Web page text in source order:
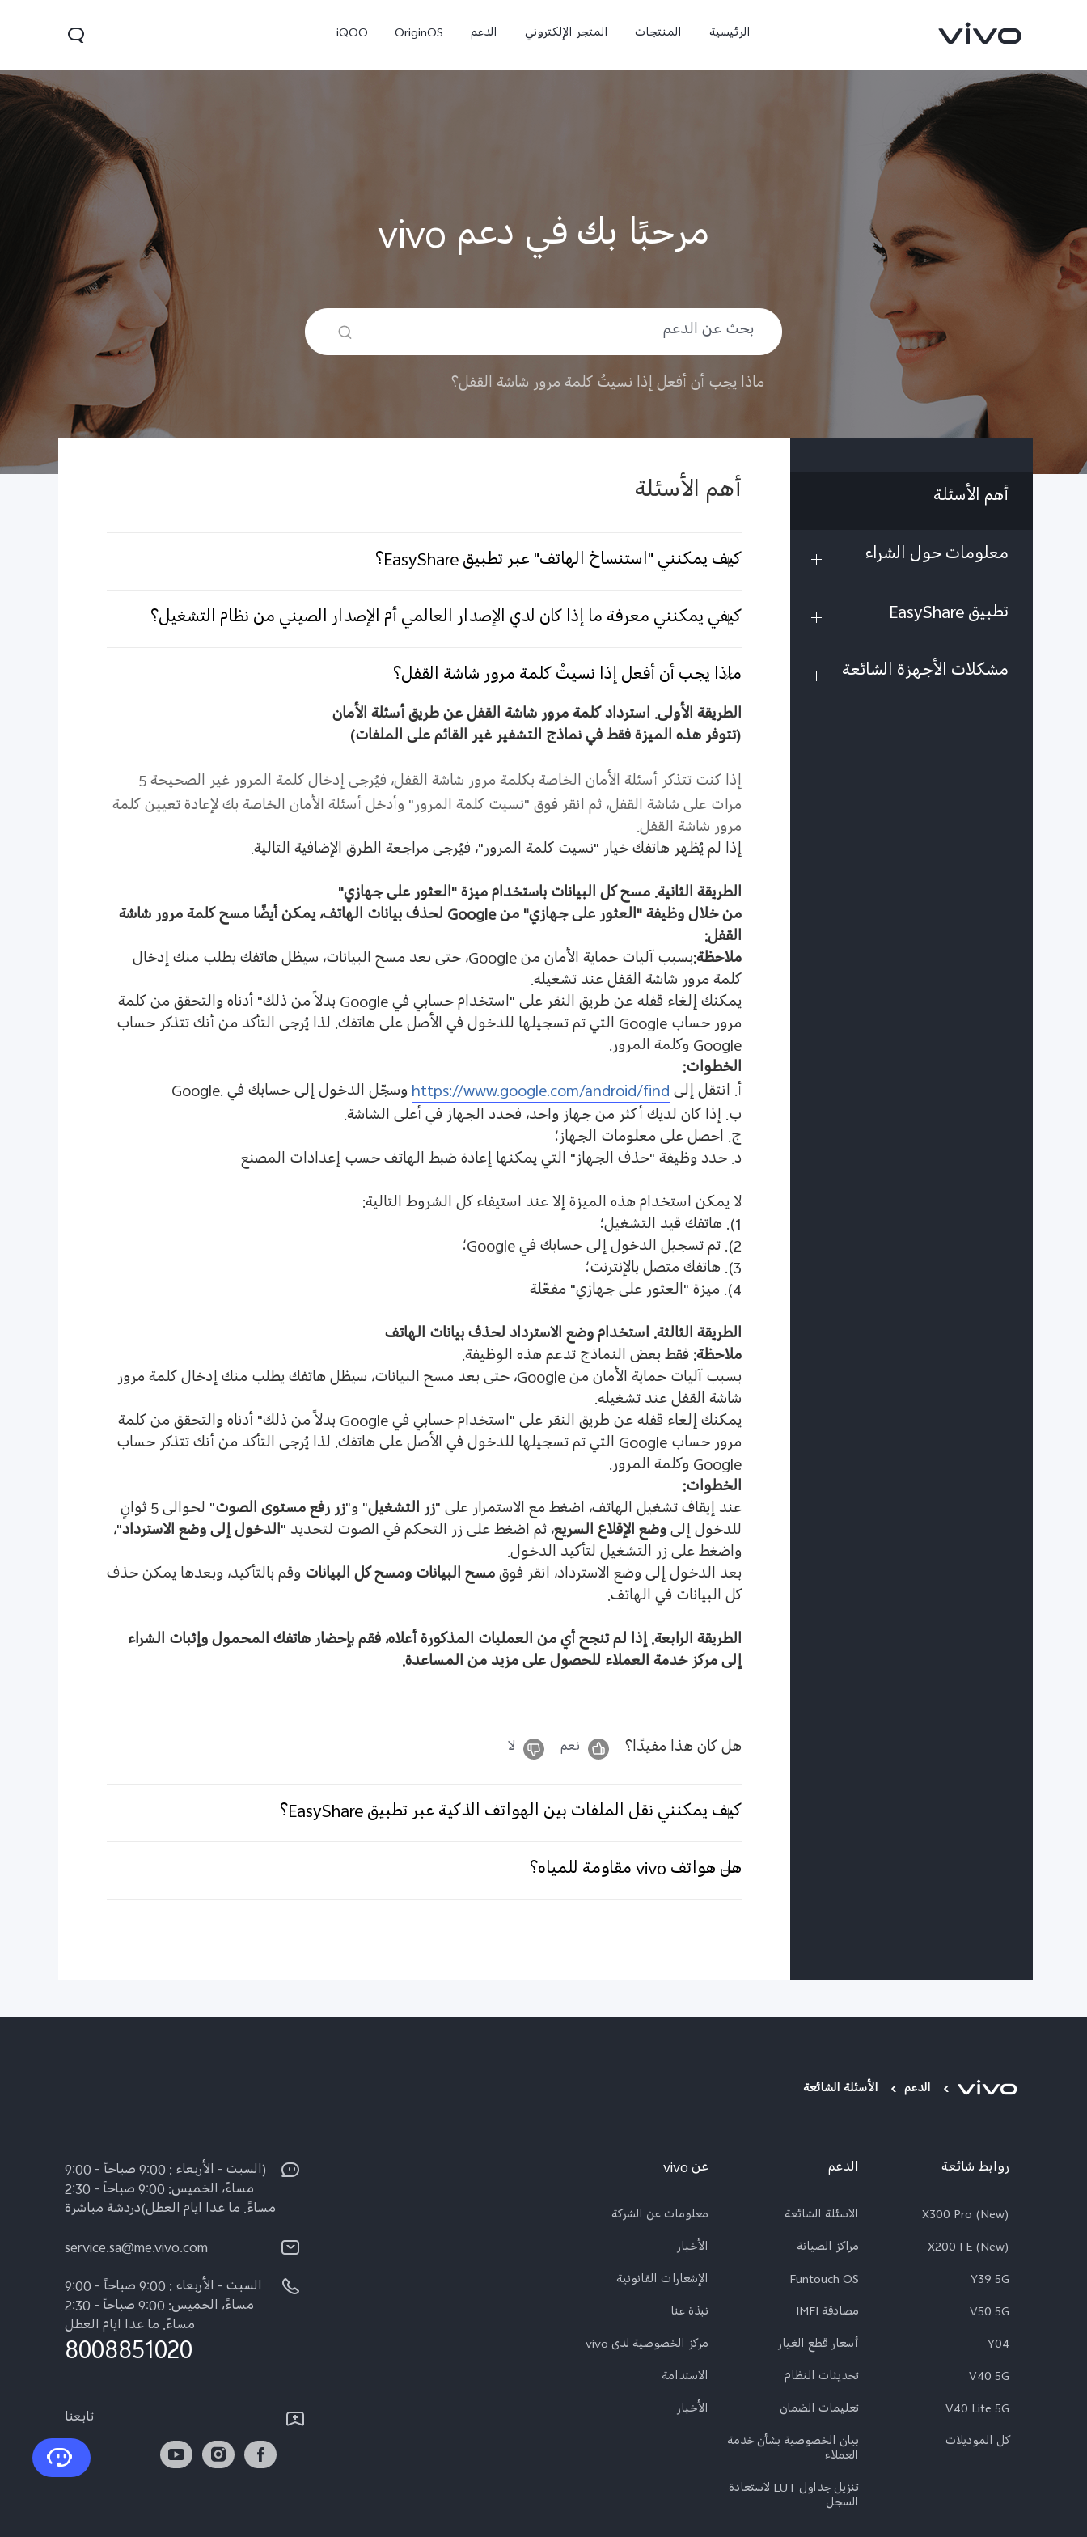
الرئيسية المنتجات المتجر الإلكتروني الدعم OriginOS
iQOO
X300 Ultra جديد جديد مرحبًا بك في دعم vivo
ماذا يجب أن أفعل إذا نسيتُ كلمة مرور شاشة القفل؟
أهم الأسئلة
معلومات حول الشراء
تطبيق EasyShare
مشكلات الأجهزة الشائعة
أهم الأسئلة
كيف يمكنني "استنساخ الهاتف" عبر تطبيق EasyShare؟
كيفي يمكنني معرفة ما إذا كان لدي الإصدار العالمي أم الإصدار الصيني من نظام التشغيل؟
ماذا يجب أن أفعل إذا نسيتُ كلمة مرور شاشة القفل؟
الطريقة الأولى. استرداد كلمة مرور شاشة القفل عن طريق أسئلة الأمان
(تتوفر هذه الميزة فقط في نماذج التشفير غير القائم على الملفات)
إذا كنت تتذكر أسئلة الأمان الخاصة بكلمة مرور شاشة القفل، فيُرجى إدخال كلمة المرور غير الصحيحة5
مرات على شاشة القفل، ثم انقر فوق"نسيت كلمة المرور" وأدخل أسئلة الأمان الخاصة بك لإعادة تعيين كلمة
مرور شاشة القفل.
إذا لم يُظهر هاتفك خيار"نسيت كلمة المرور"، فيُرجى مراجعة الطرق الإضافية التالية.
الطريقة الثانية.مسح كل البيانات باستخدام ميزة"العثور على جهازي"
من خلال وظيفة"العثور على جهازي"منGoogle لحذف بيانات الهاتف، يمكن أيضًا مسح كلمة مرور شاشة
القفل:
ملاحظة:بسبب آليات حماية الأمان منGoogle، حتى بعد مسح البيانات، سيظل هاتفك يطلب منك إدخال
كلمة مرور شاشة القفل عند تشغيله.
يمكنك إلغاء قفله عن طريق النقر على"استخدام حسابي فيGoogle بدلاً من ذلك"أدناه والتحقق من كلمة
مرور حسابGoogle التي تم تسجيلها للدخول في الأصل على هاتفك. لذا يُرجى التأكد من أنك تتذكر حساب
Google وكلمة المرور.
الخطوات:
أ. انتقل إلىhttps://www.google.com/android/find وسجّل الدخول إلى حسابك فيGoogle.
ب.إذا كان لديك أكثر من جهاز واحد، فحدد الجهاز في أعلى الشاشة.
ج. احصل على معلومات الجهاز؛
د.حدد وظيفة"حذف الجهاز" التي يمكنها إعادة ضبط الهاتف حسب إعدادات المصنع
لا يمكن استخدام هذه الميزة إلا عند استيفاء كل الشروط التالية:
1). هاتفك قيد التشغيل؛
2). تم تسجيل الدخول إلى حسابك فيGoogle؛
3). هاتفك متصل بالإنترنت؛
4). ميزة"العثور على جهازي" مفعّلة
الطريقة الثالثة. استخدام وضع الاسترداد لحذف بيانات الهاتف
ملاحظة: فقط بعض النماذج تدعم هذه الوظيفة.
بسبب آليات حماية الأمان منGoogle، حتى بعد مسح البيانات، سيظل هاتفك يطلب منك إدخال كلمة مرور
شاشة القفل عند تشغيله.
يمكنك إلغاء قفله عن طريق النقر على"استخدام حسابي فيGoogle بدلاً من ذلك"أدناه والتحقق من كلمة
مرور حسابGoogle التي تم تسجيلها للدخول في الأصل على هاتفك. لذا يُرجى التأكد من أنك تتذكر حساب
Google وكلمة المرور.
الخطوات:
عند إيقاف تشغيل الهاتف، اضغط مع الاستمرار على"زر التشغيل" و"زر رفع مستوى الصوت" لحوالى5ثوانٍ
للدخول إلىوضع الإقلاع السريع، ثم اضغط على زر التحكم في الصوت لتحديد "الدخول إلى وضع الاسترداد"،
واضغط على زر التشغيل لتأكيد الدخول.
بعد الدخول إلى وضع الاسترداد، انقر فوقمسح البياناتومسح كل البيانات وقم بالتأكيد، وبعدها يمكن حذف
كل البيانات في الهاتف.
الطريقة الرابعة.إذا لم تنجح أي من العمليات المذكورة أعلاه، فقم بإحضار هاتفك المحمول وإثبات الشراء
إلى مركز خدمة العملاء للحصول على مزيد من المساعدة.
هل كان هذا مفيدًا؟ نعم لا
كيف يمكنني نقل الملفات بين الهواتف الذكية عبر تطبيق EasyShare؟
هل هواتف vivo مقاومة للمياه؟
الدعم الأسئلة الشائعة
روابط شائعة
X300 Pro (New)
X200 FE (New)
Y39 5G
V50 5G
Y04
V40 5G
V40 Lite 5G
كل الموديلات
الدعم
الاسئلة الشائعة
مراكز الصيانة
Funtouch OS
مصادقة IMEI
أسعار قطع الغيار
تحديثات النظام
تعلیمات الضمان
بيان الخصوصية بشأن خدمة
العملاء
تنزيل جداول LUT لاستعادة
السجل
عن vivo
معلومات عن الشركة
الأخبار
الإشعارات القانونية
نبذة عنا
مركز الخصوصية لدى vivo
الاستدامة
الأخبار
(السبت - الأربعاء : 9:00 صباحاً - 9:00
مساءً، الخميس: 9:00 صباحاً - 2:30
مساءً. ما عدا ايام العطل)دردشة مباشرة
service.sa@me.vivo.com
السبت - الأربعاء : 9:00 صباحاً - 9:00
مساءً، الخميس: 9:00 صباحاً - 2:30
مساءً. ما عدا ايام العطل
8008851020
تابعنا